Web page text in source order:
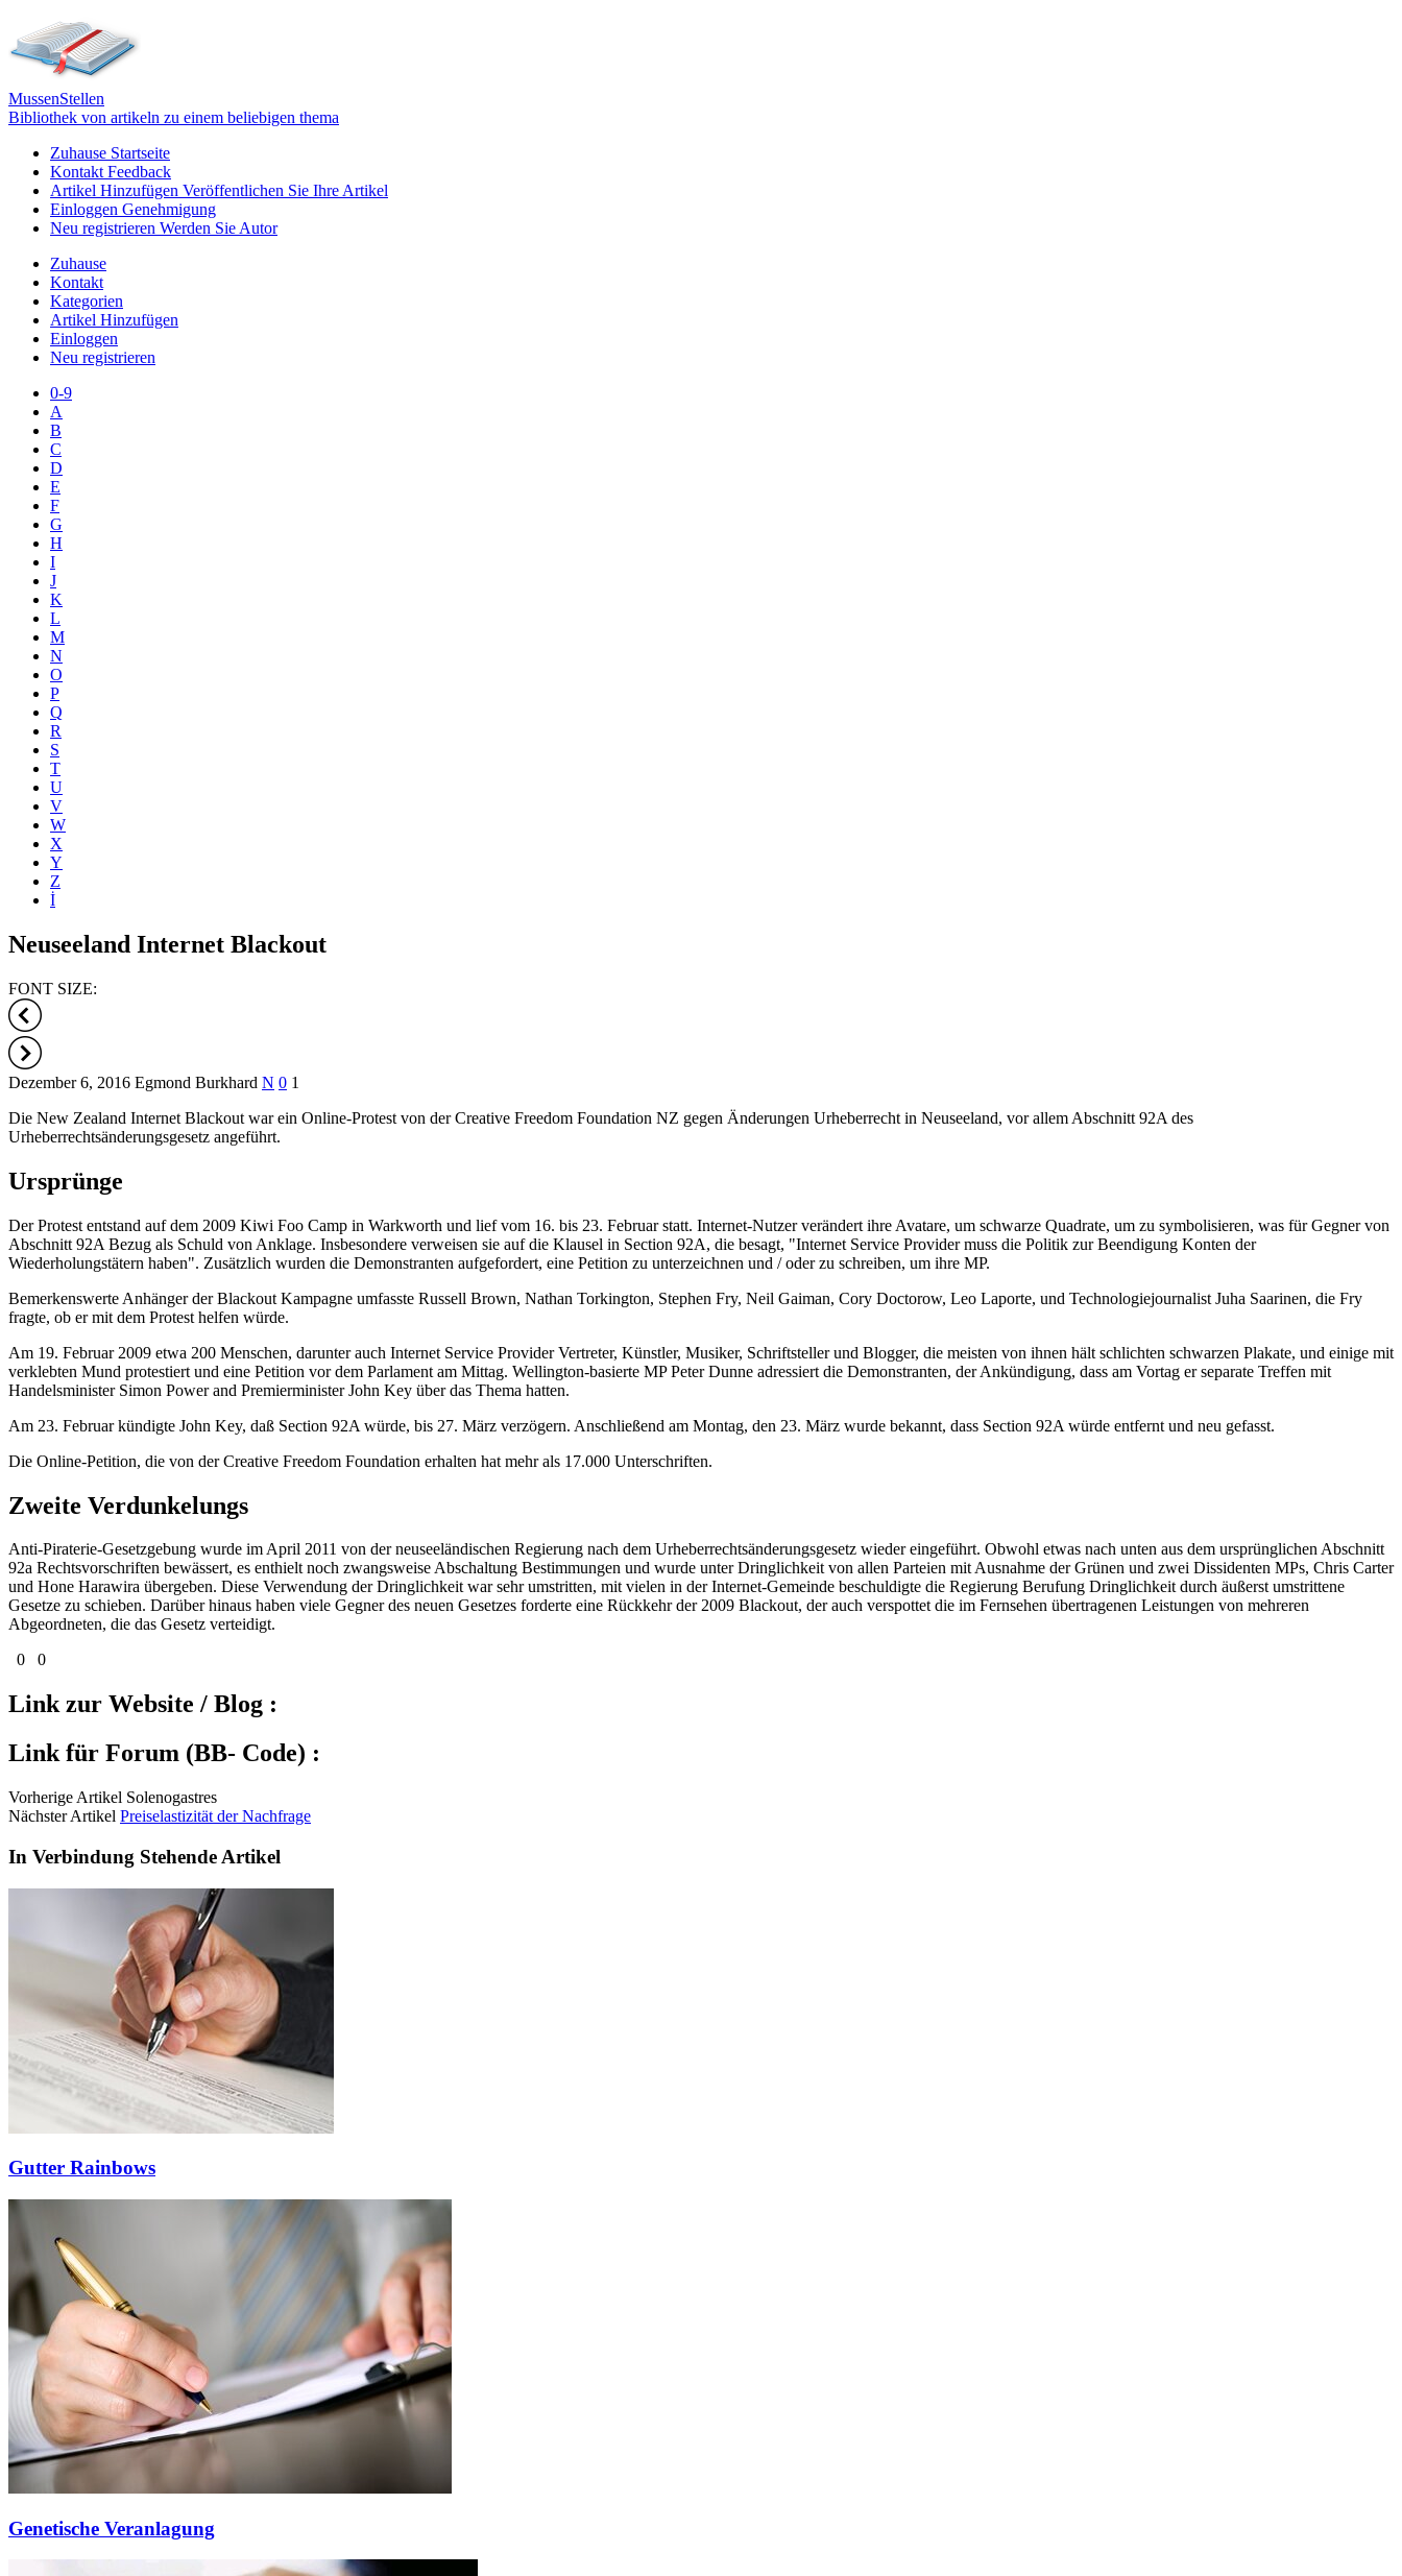
MussenStellen
Bibliothek von artikeln zu einem beliebigen thema
Zuhause Startseite
Kontakt Feedback
Artikel Hinzufügen Veröffentlichen Sie Ihre Artikel
Einloggen Genehmigung
Neu registrieren Werden Sie Autor
Zuhause
Kontakt
Kategorien
Artikel Hinzufügen
Einloggen
Neu registrieren
0-9
A
B
C
D
E
F
G
H
I
J
K
L
M
N
O
P
Q
R
S
T
U
V
W
X
Y
Z
İ
Neuseeland Internet Blackout
FONT SIZE:
Dezember 6, 2016 Egmond Burkhard N 0 1
Die New Zealand Internet Blackout war ein Online-Protest von der Creative Freedom Foundation NZ gegen Änderungen Urheberrecht in Neuseeland, vor allem Abschnitt 92A des
Urheberrechtsänderungsgesetz angeführt.
Ursprünge
Der Protest entstand auf dem 2009 Kiwi Foo Camp in Warkworth und lief vom 16. bis 23. Februar statt. Internet-Nutzer verändert ihre Avatare, um schwarze Quadrate, um zu symbolisieren, was für Gegner von
Abschnitt 92A Bezug als Schuld von Anklage. Insbesondere verweisen sie auf die Klausel in Section 92A, die besagt, "Internet Service Provider muss die Politik zur Beendigung Konten der
Wiederholungstätern haben". Zusätzlich wurden die Demonstranten aufgefordert, eine Petition zu unterzeichnen und / oder zu schreiben, um ihre MP.
Bemerkenswerte Anhänger der Blackout Kampagne umfasste Russell Brown, Nathan Torkington, Stephen Fry, Neil Gaiman, Cory Doctorow, Leo Laporte, und Technologiejournalist Juha Saarinen, die Fry
fragte, ob er mit dem Protest helfen würde.
Am 19. Februar 2009 etwa 200 Menschen, darunter auch Internet Service Provider Vertreter, Künstler, Musiker, Schriftsteller und Blogger, die meisten von ihnen hält schlichten schwarzen Plakate, und einige mit
verklebten Mund protestiert und eine Petition vor dem Parlament am Mittag. Wellington-basierte MP Peter Dunne adressiert die Demonstranten, der Ankündigung, dass am Vortag er separate Treffen mit
Handelsminister Simon Power and Premierminister John Key über das Thema hatten.
Am 23. Februar kündigte John Key, daß Section 92A würde, bis 27. März verzögern. Anschließend am Montag, den 23. März wurde bekannt, dass Section 92A würde entfernt und neu gefasst.
Die Online-Petition, die von der Creative Freedom Foundation erhalten hat mehr als 17.000 Unterschriften.
Zweite Verdunkelungs
Anti-Piraterie-Gesetzgebung wurde im April 2011 von der neuseeländischen Regierung nach dem Urheberrechtsänderungsgesetz wieder eingeführt. Obwohl etwas nach unten aus dem ursprünglichen Abschnitt
92a Rechtsvorschriften bewässert, es enthielt noch zwangsweise Abschaltung Bestimmungen und wurde unter Dringlichkeit von allen Parteien mit Ausnahme der Grünen und zwei Dissidenten MPs, Chris Carter
und Hone Harawira übergeben. Diese Verwendung der Dringlichkeit war sehr umstritten, mit vielen in der Internet-Gemeinde beschuldigte die Regierung Berufung Dringlichkeit durch äußerst umstrittene
Gesetze zu schieben. Darüber hinaus haben viele Gegner des neuen Gesetzes forderte eine Rückkehr der 2009 Blackout, der auch verspottet die im Fernsehen übertragenen Leistungen von mehreren
Abgeordneten, die das Gesetz verteidigt.
0
0
Link zur Website / Blog :
Link für Forum (BB- Code) :
Vorherige Artikel Solenogastres
Nächster Artikel Preiselastizität der Nachfrage
In Verbindung Stehende Artikel
Gutter Rainbows
Genetische Veranlagung